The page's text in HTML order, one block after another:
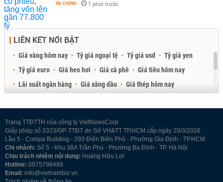
TÀI CHÍNH - 1 phút trước
LIÊN KẾT NỔI BẬT
Giá vàng hôm nay Tỷ giá ngoại tệ Tỷ giá usd
Tỷ giá yen
Tỷ giá euro
Giá heo hơi Giá cà phê
Giá tiêu hôm nay
Lãi suất ngân hàng
Giá xăng dầu
Giá thép hôm nay
Trang TTĐTTH của công ty VietNewsCorp
Giấy phép số 3323/GP-TTĐT do Sở VH&TT TP.HCM cấp ngày 20/3/2026
Lầu 5 - Compa Building - 293 Điện Biên Phủ - Phường Gia Định - TP.HCM
Chi nhánh: Số 5 - Khu 38A Trần Phú - Phường Ba Đình - TP. Hà Nội
Chịu trách nhiệm nội dung: Hoàng Hữu Lợi
Hotline: 0975798489
Email: info@vietnambiz.vn